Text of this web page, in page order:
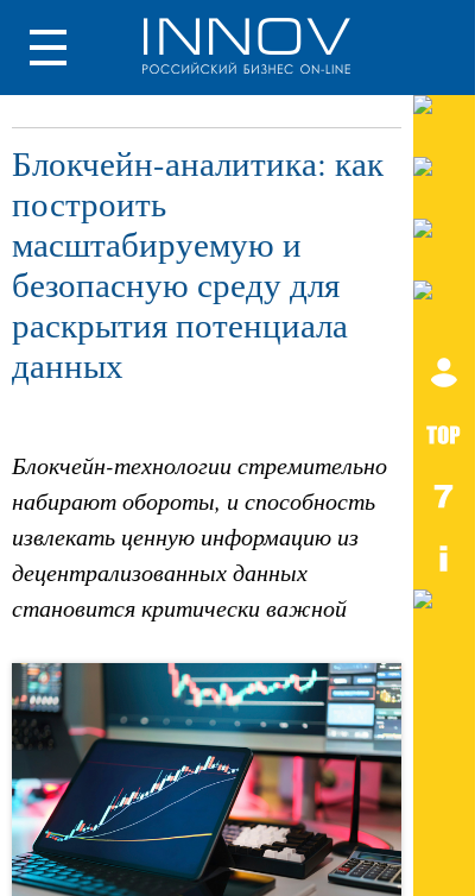
Блокчейн-аналитика: как
построить
масштабируемую и
безопасную среду для
раскрытия потенциала
данных
Блокчейн-технологии стремительно
набирают обороты, и способность
извлекать ценную информацию из
децентрализованных данных
становится критически важной